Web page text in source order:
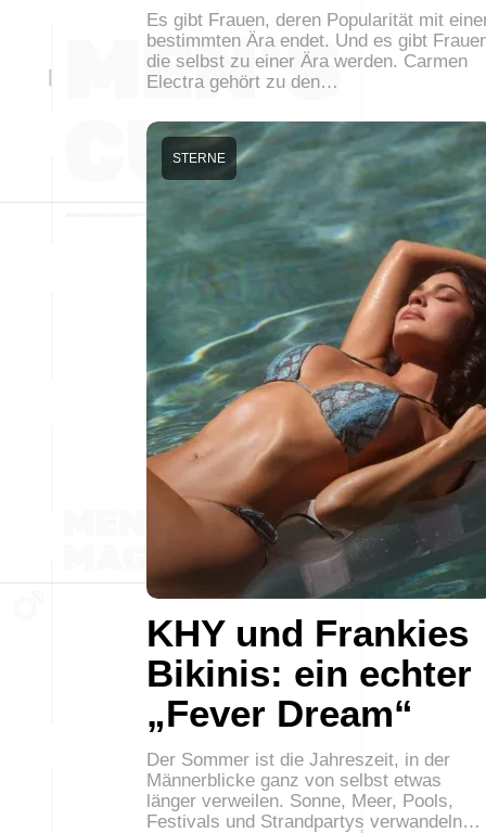
Es gibt Frauen, deren Popularität mit
bestimmten Ära endet. Und es gibt
die selbst zu einer Ära werden. Carmen
Electra gehört zu den…
KHY und Frankies
Bikinis: ein echter
„Fever Dream“
STERNE
Der Sommer ist die Jahreszeit, in der
Männerblicke ganz von selbst etwas
länger verweilen. Sonne, Meer, Pools,
Festivals und Strandpartys verwandeln…